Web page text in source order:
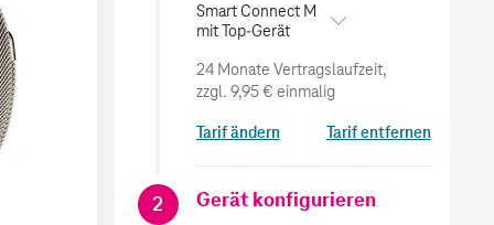
Smart Connect M
mit Top-Gerät
zzgl. 9,95 € einmalig
Tarif ändern Tarif entfernen
2 Gerät konfigurieren